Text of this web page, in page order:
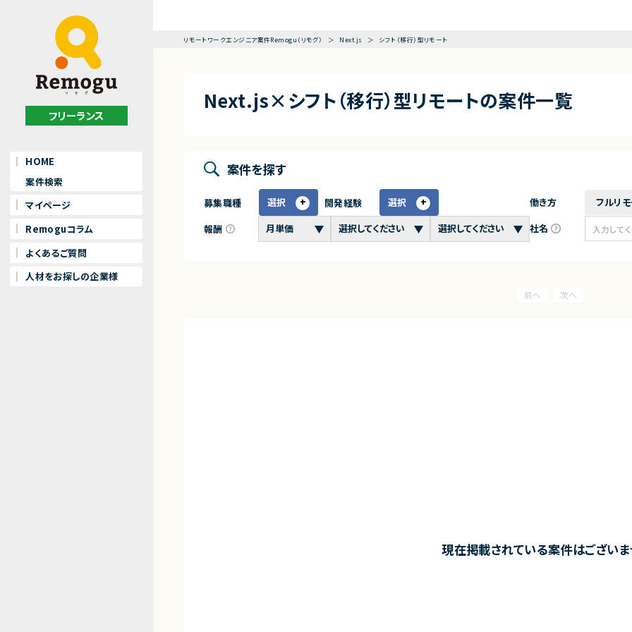
フリーランス
HOME
案件検索
マイページ
Remoguコラム
よくあるご質問
人材をお探しの企業様
リモートワークエンジニア案件Remogu（リモグ） Next.js シフト（移行）型リモート
Next.js×シフト（移行）型リモートの案件一覧
案件を探す
募集職種 選択 開発経験
選択
報酬
働き方
フルリ
社名
現在掲載されている案件はございま